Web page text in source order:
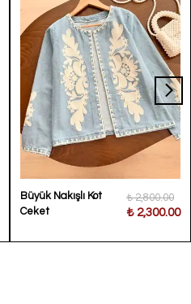
Büyük Nakışlı Kot
Ceket
₺ 2,800.00
₺ 2,300.00